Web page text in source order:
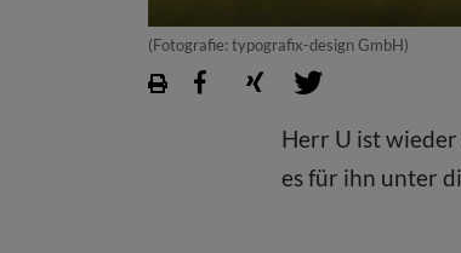
(Fotografie: typografix-design GmbH)
Herr U ist
es für ihn unter